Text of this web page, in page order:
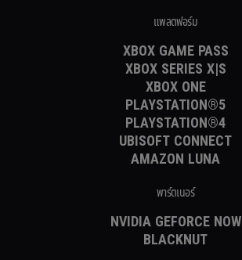
แพลตฟอร์ม
XBOX GAME PASS
XBOX SERIES X|S
XBOX ONE
PLAYSTATION®5
PLAYSTATION®4
UBISOFT CONNECT
AMAZON LUNA
พาร์ตเนอร์
NVIDIA GEFORCE NOW
BLACKNUT